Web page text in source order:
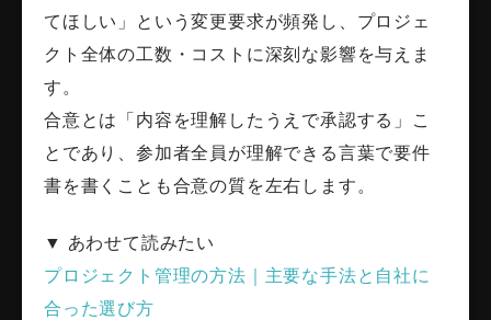
てほしい」という変更要求が頻発し、プロジェ
クト全体の工数・コストに深刻な影響を与えま
す。
合意とは「内容を理解したうえで承認する」こ
とであり、参加者全員が理解できる言葉で要件
書を書くことも合意の質を左右します。
▼ あわせて読みたい
プロジェクト管理の方法｜主要な手法と自社に
合った選び方